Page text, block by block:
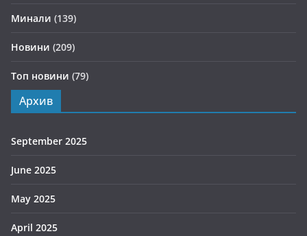
Минали (139)
Новини (209)
Топ новини (79)
Архив
September 2025
June 2025
May 2025
April 2025